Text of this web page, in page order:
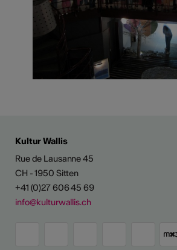
Kultur Wallis
Rue de Lausanne 45
CH - 1950 Sitten
+41 (0)27 606 45 69
info@kulturwallis.ch